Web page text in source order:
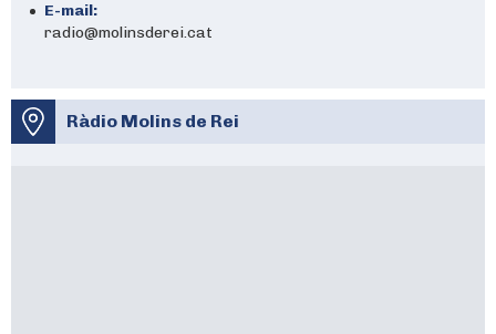
E-mail:
radio@molinsderei.cat
Ràdio Molins de Rei